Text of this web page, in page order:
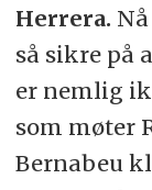
Herrera.
så sikre på
er nemlig
som møter
Bernabeu